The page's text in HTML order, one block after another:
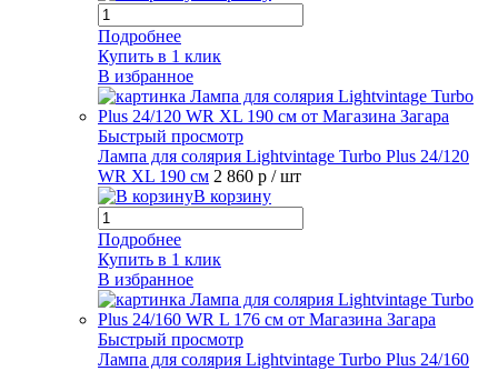
Подробнее
Купить в 1 клик
В избранное
Быстрый просмотр
Лампа для солярия Lightvintage Turbo Plus 24/120
WR XL 190 см 2 860 р / шт
В корзину
Подробнее
Купить в 1 клик
В избранное
Быстрый просмотр
Лампа для солярия Lightvintage Turbo Plus 24/160